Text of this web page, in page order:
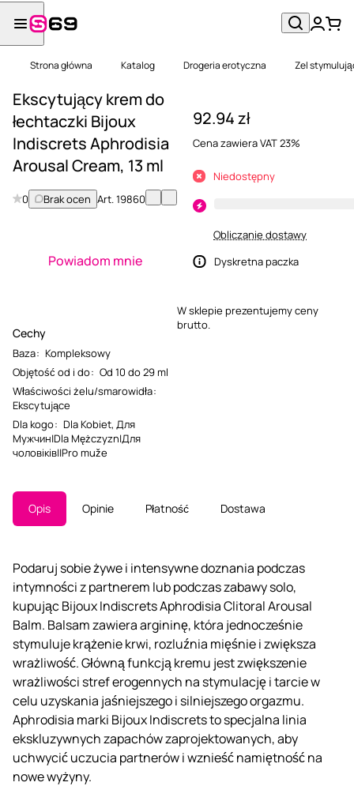
Strona główna Katalog Drogeria erotyczna Zel
Ekscytujący krem ​​do
łechtaczki Bijoux
Indiscrets Aphrodisia
Arousal Cream, 13 ml
0 Brak ocen Art.19860
Powiadom mnie
Cechy
Baza: Kompleksowy
Objętość od i do: Od 10 do 29 ml
Właściwości żelu/smarowidła:
Ekscytujące
Dla kogo: Dla Kobiet, Для
Мужчин|Dla Mężczyzn|Для
чоловіків||Pro muže
92.94 zł
Cena zawiera VAT 23%
Niedostępny
Obliczanie dostawy
Dyskretna paczka
W sklepie prezentujemy ceny
brutto.
Opis Opinie Płatność Dostawa
Podaruj sobie żywe i intensywne doznania podczas
intymności z partnerem lub podczas zabawy solo,
kupując Bijoux Indiscrets Aphrodisia Clitoral Arousal
Balm. Balsam zawiera argininę, która jednocześnie
stymuluje krążenie krwi, rozluźnia mięśnie i zwiększa
wrażliwość. Główną funkcją kremu jest zwiększenie
wrażliwości stref erogennych na stymulację i tarcie w
celu uzyskania jaśniejszego i silniejszego orgazmu.
Aphrodisia marki Bijoux Indiscrets to specjalna linia
ekskluzywnych zapachów zaprojektowanych, aby
uchwycić uczucia partnerów i wznieść namiętność na
nowe wyżyny.